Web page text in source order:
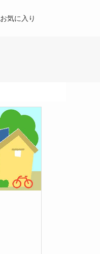
お気に入り